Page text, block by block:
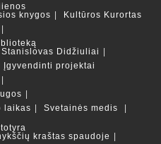
knygos Kultūros Kurortas
Didžiuliai
Įgyvendinti projektai
laikas
Svetainės medis
kraštas spaudoje